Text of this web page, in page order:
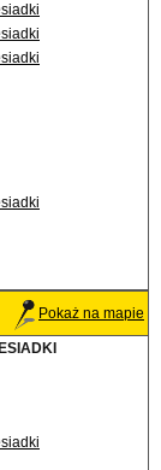
Pokaż na mapie